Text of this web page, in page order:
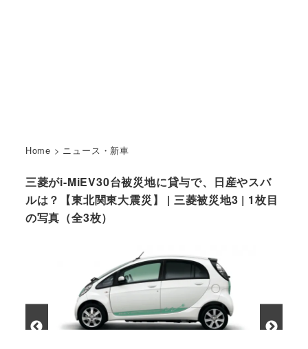
Home > ニュース・新車
三菱がi-MiEV30台被災地に貸与で、日産やスバ
ルは？【東北関東大震災】 | 三菱被災地3 | 1枚目
の写真（全3枚）